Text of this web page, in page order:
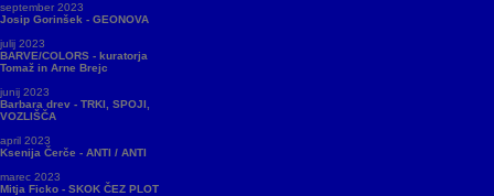
september 2023
Josip Gorinšek - GEONOVA
julij 2023
BARVE/COLORS - kuratorja
Tomaž in Arne Brejc
junij 2023
Barbara drev - TRKI, SPOJI,
VOZLIŠČA
april 2023
Ksenija Čerče - ANTI / ANTI
marec 2023
Mitja Ficko - SKOK ČEZ PLOT